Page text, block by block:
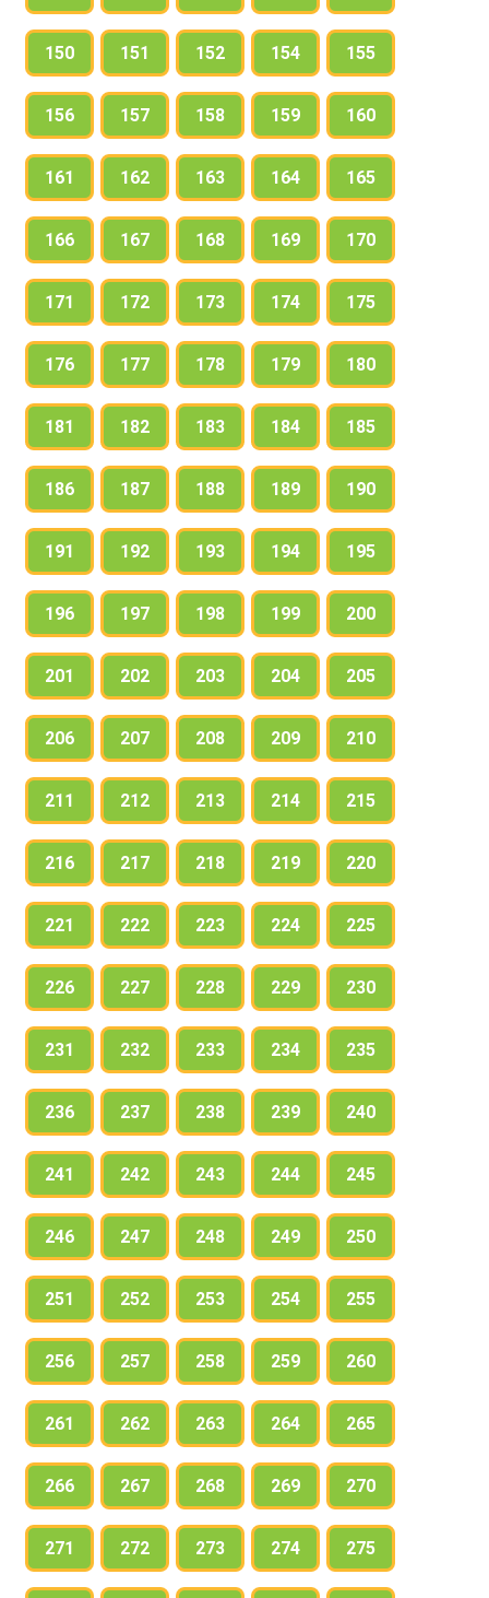
150 151 152 154 155
156 157 158 159 160
161 162 163 164 165
166 167 168 169 170
171 172 173 174 175
176 177 178 179 180
181 182 183 184 185
186 187 188 189 190
191 192 193 194 195
196 197 198 199 200
201 202 203 204 205
206 207 208 209 210
211 212 213 214 215
216 217 218 219 220
221 222 223 224 225
226 227 228 229 230
231 232 233 234 235
236 237 238 239 240
241 242 243 244 245
246 247 248 249 250
251 252 253 254 255
256 257 258 259 260
261 262 263 264 265
266 267 268 269 270
271 272 273 274 275